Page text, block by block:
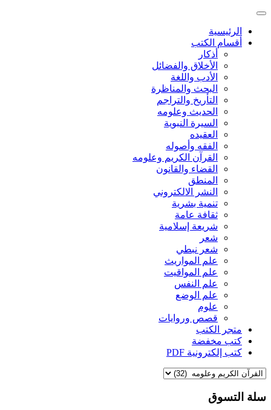
الرئيسية
أقسام الكتب
أذكار
الأخلاق والفضائل
الأدب واللغة
البحث والمناظرة
التأريخ والتراجم
الحديث وعلومه
السيرة النبوية
العقيده
الفقه وأصوله
القرآن الكريم وعلومه
القضاء والقانون
المنطق
النشر الالكتروني
تنمية بشرية
ثقافة عامة
شريعة إسلامية
شعر
شعر نبطي
علم المواريث
علم المواقيت
علم النفس
علم الوضع
علوم
قصص وروايات
متجر الكتب
كتب مخفضة
كتب إلكترونية PDF
سلة التسوق